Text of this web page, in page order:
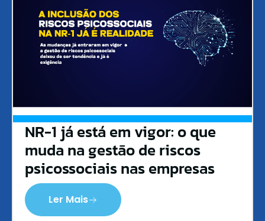
NR-1 já está em vigor: o que
muda na gestão de riscos
psicossociais nas empresas
Ler Mais